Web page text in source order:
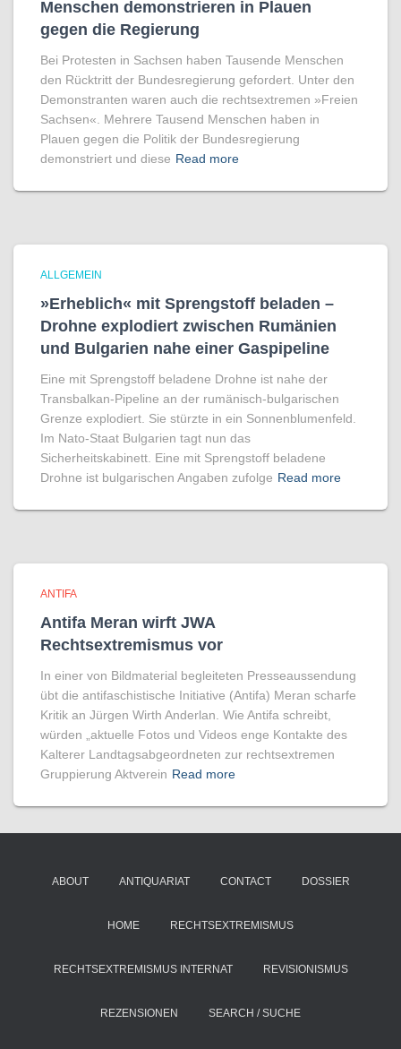
Menschen demonstrieren in Plauen
gegen die Regierung
Bei Protesten in Sachsen haben Tausende Menschen
den Rücktritt der Bundesregierung gefordert. Unter den
Demonstranten waren auch die rechtsextremen »Freien
Sachsen«. Mehrere Tausend Menschen haben in
Plauen gegen die Politik der Bundesregierung
demonstriert und diese Read more
ALLGEMEIN
»Erheblich« mit Sprengstoff beladen –
Drohne explodiert zwischen Rumänien
und Bulgarien nahe einer Gaspipeline
Eine mit Sprengstoff beladene Drohne ist nahe der
Transbalkan-Pipeline an der rumänisch-bulgarischen
Grenze explodiert. Sie stürzte in ein Sonnenblumenfeld.
Im Nato-Staat Bulgarien tagt nun das
Sicherheitskabinett. Eine mit Sprengstoff beladene
Drohne ist bulgarischen Angaben zufolge Read more
ANTIFA
Antifa Meran wirft JWA
Rechtsextremismus vor
In einer von Bildmaterial begleiteten Presseaussendung
übt die antifaschistische Initiative (Antifa) Meran scharfe
Kritik an Jürgen Wirth Anderlan. Wie Antifa schreibt,
würden „aktuelle Fotos und Videos enge Kontakte des
Kalterer Landtagsabgeordneten zur rechtsextremen
Gruppierung Aktverein Read more
ABOUT ANTIQUARIAT CONTACT DOSSIER
HOME RECHTSEXTREMISMUS
RECHTSEXTREMISMUS INTERNAT REVISIONISMUS
REZENSIONEN SEARCH / SUCHE